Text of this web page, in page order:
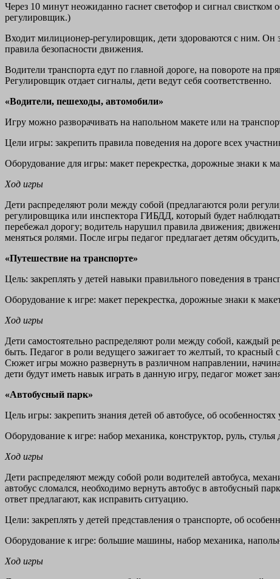
Через 10 минут неожиданно гаснет светофор и сигнал
регулировщик.)
Входит милиционер-регулировщик, дети здороваются с ним.
правила безопасности движения.
Водители транспорта едут по главной дороге, на повороте на
Регулировщик отдает сигналы, дети ведут себя соответственно.
«Водители, пешеходы, автомобили»
Игру можно разворачивать на напольном макете или на
Цели игры: закрепить правила поведения на дороге всех
Оборудование для игры: макет перекрестка, дорожные знаки к
Ход игры
Дети распределяют роли между собой (предлагаются роли
регулировщика или инспектора ГИБДД, который будет
перебежал дорогу; водитель нарушил правила движения;
меняться ролями. После игры педагог предлагает детям
«Путешествие на транспорте»
Цель: закреплять у детей навыки правильного поведения в
Оборудование к игре: макет перекрестка, дорожные знаки к
Ход игры
Дети самостоятельно распределяют роли между собой, каждый
быть. Педагог в роли ведущего зажигает то желтый, то красный
Сюжет игры можно развернуть в различном направлении,
дети будут иметь навык играть в данную игру, педагог может
«Автобусный парк»
Цель игры: закрепить знания детей об автобусе, об
Оборудование к игре: набор механика, конструктор, руль, стулья
Ход игры
Дети распределяют между собой роли водителей автобуса,
автобус сломался, необходимо вернуть автобус в автобусный
ответ предлагают, как исправить ситуацию.
Цели: закреплять у детей представления о транспорте, об
Оборудование к игре: большие машины, набор механика,
Ход игры